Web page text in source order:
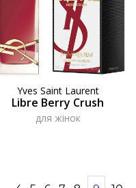
Yves Saint Laurent
Libre Berry Crush
для жінок